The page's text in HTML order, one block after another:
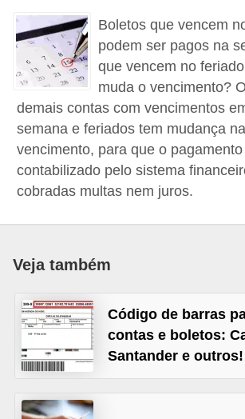
Boletos que vencem
podem ser pagos na
que vencem no
muda o vencimento?
demais contas com vencimentos
semana e feriados tem mudança
vencimento, para que o
contabilizado pelo sistema
cobradas multas nem juros.
Veja também
Código de barras
contas e boletos:
Santander e outros!
a
B
a
n
c
o
s
e
n
t
t
i